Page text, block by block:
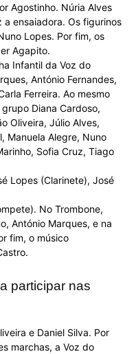
Agostinho. Núria Alves
ensaiadora. Os figurinos
Lopes. Por fim, os
Agapito.
Infantil da Voz do
António Fernandes,
Ferreira. Ao mesmo
Diana Cardoso,
Oliveira, Júlio Alves,
Manuela Alegre, Nuno
Sofia Cruz, Tiago
Lopes (Clarinete), José
No Trombone,
António Marques, e na
fim, o músico
participar nas
e Daniel Silva. Por
marchas, a Voz do